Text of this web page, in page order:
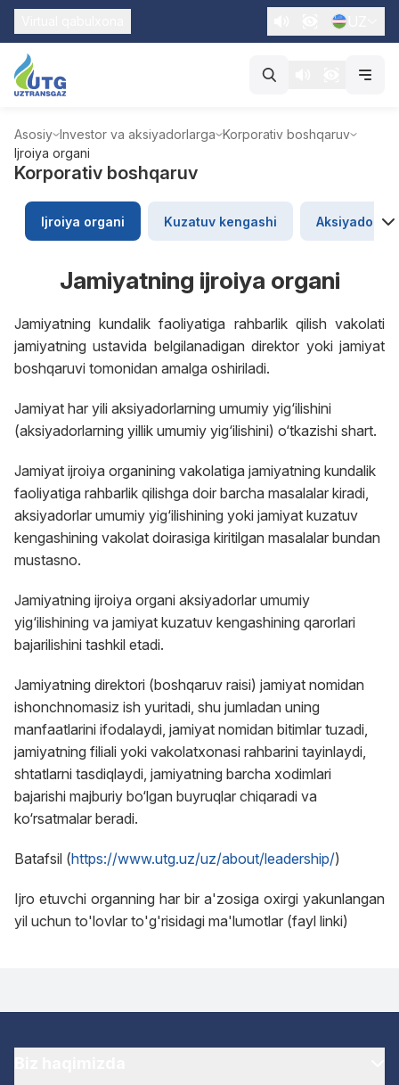
Asosiy Investor va aksiyadorlarga Korporativ boshqaruv
Ijroiya organi
Korporativ boshqaruv
Ijroiya organi Kuzatuv kengashi
Jamiyatning ijroiya organi
Jamiyatning kundalik faoliyatiga rahbarlik qilish vakolati
jamiyatning ustavida belgilanadigan direktor yoki jamiyat
boshqaruvi tomonidan amalga oshiriladi.
Jamiyat har yili aksiyadorlarning umumiy yig‘ilishini
(aksiyadorlarning yillik umumiy yig‘ilishini) o‘tkazishi shart.
Jamiyat ijroiya organining vakolatiga jamiyatning kundalik
faoliyatiga rahbarlik qilishga doir barcha masalalar kiradi,
aksiyadorlar umumiy yig‘ilishining yoki jamiyat kuzatuv
kengashining vakolat doirasiga kiritilgan masalalar bundan
mustasno.
Jamiyatning ijroiya organi aksiyadorlar umumiy
yig‘ilishining va jamiyat kuzatuv kengashining qarorlari
bajarilishini tashkil etadi.
Jamiyatning direktori (boshqaruv raisi) jamiyat nomidan
ishonchnomasiz ish yuritadi, shu jumladan uning
manfaatlarini ifodalaydi, jamiyat nomidan bitimlar tuzadi,
jamiyatning filiali yoki vakolatxonasi rahbarini tayinlaydi,
shtatlarni tasdiqlaydi, jamiyatning barcha xodimlari
bajarishi majburiy bo‘lgan buyruqlar chiqaradi va
ko‘rsatmalar beradi.
Batafsil (https://www.utg.uz/uz/about/leadership/)
Ijro etuvchi organning har bir a'zosiga oxirgi yakunlangan
yil uchun to'lovlar to'g'risidagi ma'lumotlar (fayl linki)